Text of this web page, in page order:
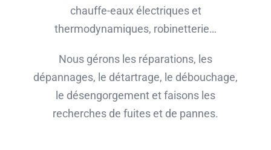
chauffe-eaux électriques et
thermodynamiques, robinetterie…
Nous gérons les réparations, les
dépannages, le détartrage, le débouchage,
le désengorgement et faisons les
recherches de fuites et de pannes.